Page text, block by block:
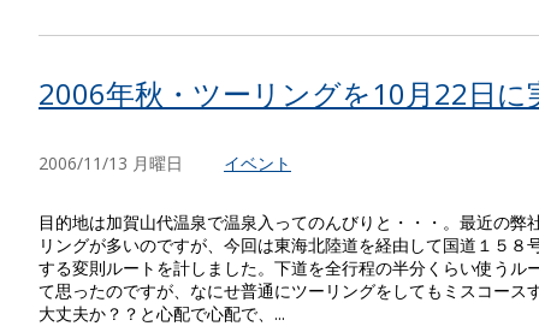
2006年秋・ツーリングを10月22日に
2006/11/13 月曜日 イベント
目的地は加賀山代温泉で温泉入ってのんびりと・・・。最近の弊
リングが多いのですが、今回は東海北陸道を経由して国道１５８
する変則ルートを計しました。下道を全行程の半分くらい使うル
て思ったのですが、なにせ普通にツーリングをしてもミスコース
大丈夫か？？と心配で心配で、...